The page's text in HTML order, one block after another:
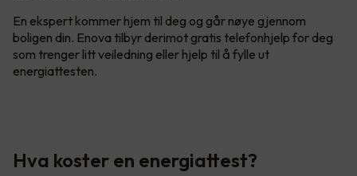
En ekspert kommer hjem til deg og går nøye gjennom
boligen din. Enova tilbyr derimot gratis telefonhjelp for deg
som trenger litt veiledning eller hjelp til å fylle ut
energiattesten.
Hva koster en energiattest?